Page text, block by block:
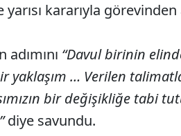
kararıyla görevinden
adımını “Davul birinin
yaklaşım … Verilen
bir değişikliğe tabi
diye savundu.